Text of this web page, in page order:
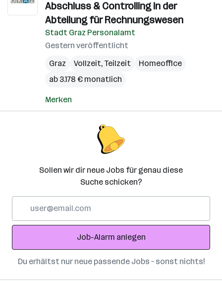
Abschluss & Controlling in der
Abteilung für Rechnungswesen
Stadt Graz Personalamt
Gestern veröffentlicht
Graz
Vollzeit, Teilzeit
Homeoffice
ab 3.178 € monatlich
Merken
Sollen wir dir neue Jobs für genau diese
Suche schicken?
Adresse
Job-Alarm anlegen
Du erhältst nur neue passende Jobs – sonst nichts!